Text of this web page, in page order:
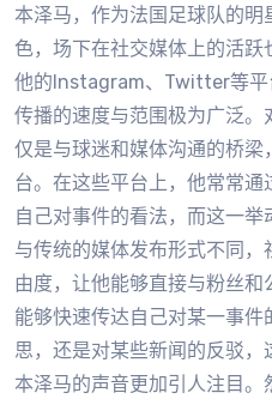
本泽马，作为法国足球队的
色，场下在社交媒体上的活跃
他的Instagram、Twitter等平
传播的速度与范围极为广泛
仅是与球迷和媒体沟通的桥
台。在这些平台上，他常常
自己对事件的看法，而这一举
与传统的媒体发布形式不同
由度，让他能够直接与粉丝
能够快速传达自己对某一事
思，还是对某些新闻的反驳
本泽马的声音更加引人注目